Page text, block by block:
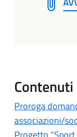
Proroga
associazioni/